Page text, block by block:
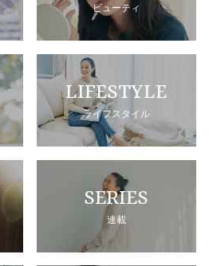
ビューティ
LIFESTYLE
ライフスタイル
SERIES
連載